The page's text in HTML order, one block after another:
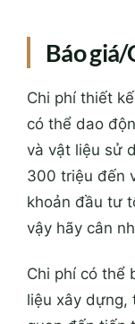
Báo
Chi phí thiết
có thể dao
và vật liệu sử
300 triệu đến
khoản đầu tư
vậy hãy cân
Chi phí có thể
liệu xây dựng,